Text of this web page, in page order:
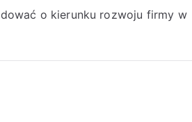
o kierunku rozwoju firmy w